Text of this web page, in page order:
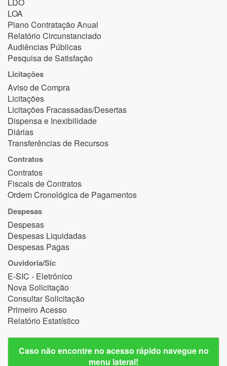
LOA
Plano Contratação Anual
Relatório Circunstanciado
Audiências Públicas
Pesquisa de Satisfação
Licitações
Aviso de Compra
Licitações
Licitações Fracassadas/Desertas
Dispensa e Inexibilidade
Diárias
Transferências de Recursos
Contratos
Contratos
Fiscais de Contratos
Ordem Cronológica de Pagamentos
Despesas
Despesas
Despesas Liquidadas
Despesas Pagas
Ouvidoria/Sic
E-SIC - Eletrônico
Nova Solicitação
Consultar Solicitação
Primeiro Acesso
Relatório Estatístico
Caso não encontre no acesso rápido navegue no
menu lateral!